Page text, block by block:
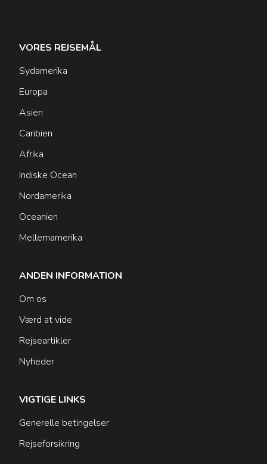
VORES REJSEMÅL
Sydamerika
Europa
Asien
Caribien
Afrika
Indiske Ocean
Nordamerika
Oceanien
Mellemamerika
ANDEN INFORMATION
Om os
Værd at vide
Rejseartikler
Nyheder
VIGTIGE LINKS
Generelle betingelser
Rejseforsikring